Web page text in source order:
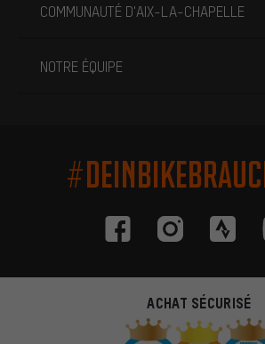
COMMUNAUTÉ D'AIX-LA-CHAPELLE
NOTRE ÉQUIPE
ACHAT SÉCURISÉ